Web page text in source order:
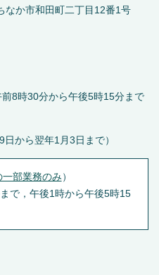
か市和田町二丁目12番1号
8時30分から午後5時15分まで
から翌年1月3日まで）
部業務のみ ）
で，午後1時から午後5時15